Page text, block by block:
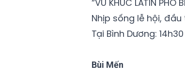
“VŨ KHÚC LATIN PHỐ
Nhịp sống lễ hội,
Tại Bình Dương:
Bùi Mến